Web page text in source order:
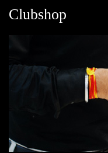
Clubshop